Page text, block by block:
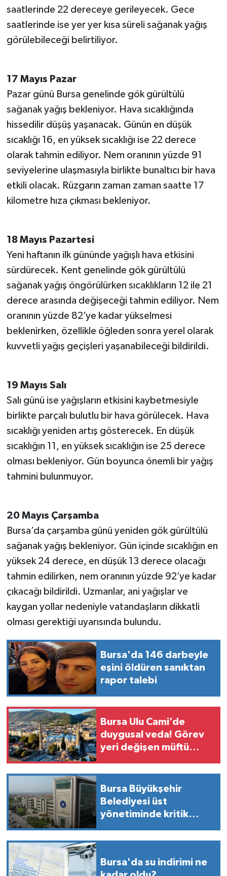
saatlerinde 22 dereceye gerileyecek. Gece
saatlerinde ise yer yer kısa süreli sağanak yağış
görülebileceği belirtiliyor.
17 Mayıs Pazar
Pazar günü Bursa genelinde gök gürültülü
sağanak yağış bekleniyor. Hava sıcaklığında
hissedilir düşüş yaşanacak. Günün en düşük
sıcaklığı 16, en yüksek sıcaklığı ise 22 derece
olarak tahmin ediliyor. Nem oranının yüzde 91
seviyelerine ulaşmasıyla birlikte bunaltıcı bir hava
etkili olacak. Rüzgarın zaman zaman saatte 17
kilometre hıza çıkması bekleniyor.
18 Mayıs Pazartesi
Yeni haftanın ilk gününde yağışlı hava etkisini
sürdürecek. Kent genelinde gök gürültülü
sağanak yağış öngörülürken sıcaklıkların 12 ile 21
derece arasında değişeceği tahmin ediliyor. Nem
oranının yüzde 82’ye kadar yükselmesi
beklenirken, özellikle öğleden sonra yerel olarak
kuvvetli yağış geçişleri yaşanabileceği bildirildi.
19 Mayıs Salı
Salı günü ise yağışların etkisini kaybetmesiyle
birlikte parçalı bulutlu bir hava görülecek. Hava
sıcaklığı yeniden artış gösterecek. En düşük
sıcaklığın 11, en yüksek sıcaklığın ise 25 derece
olması bekleniyor. Gün boyunca önemli bir yağış
tahmini bulunmuyor.
20 Mayıs Çarşamba
Bursa’da çarşamba günü yeniden gök gürültülü
sağanak yağış bekleniyor. Gün içinde sıcaklığın en
yüksek 24 derece, en düşük 13 derece olacağı
tahmin edilirken, nem oranının yüzde 92’ye kadar
çıkacağı bildirildi. Uzmanlar, ani yağışlar ve
kaygan yollar nedeniyle vatandaşların dikkatli
olması gerektiği uyarısında bulundu.
Bursa'da 146 darbeyle
eşini öldüren sanıktan
rapor talebi
Bursa Ulu Cami’de
duygusal veda! Görev
yeri değişen müftü
Bursa Büyükşehir
Belediyesi üst
yönetiminde kritik
Bursa'da su indirimi ne